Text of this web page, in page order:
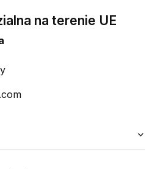
na terenie UE